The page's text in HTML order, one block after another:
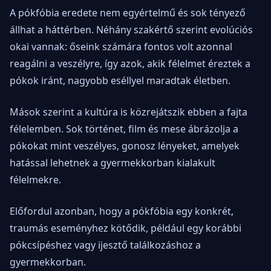
A pókfóbia eredete nem egyértelmű és sok tényező
állhat a háttérben. Néhány szakértő szerint evolúciós
okai vannak: őseink számára fontos volt azonnal
reagálni a veszélyre, így azok, akik félelmet éreztek a
pókok iránt, nagyobb eséllyel maradtak életben.
Mások szerint a kultúra is közrejátszik ebben a fajta
félelemben. Sok történet, film és mese ábrázolja a
pókokat mint veszélyes, gonosz lényeket, amelyek
hatással lehetnek a gyermekkorban kialakult
félelmekre.
Előfordul azonban, hogy a pókfóbia egy konkrét,
traumás eseményhez kötődik, például egy korábbi
pókcsípéshez vagy ijesztő találkozáshoz a
gyermekkorban.